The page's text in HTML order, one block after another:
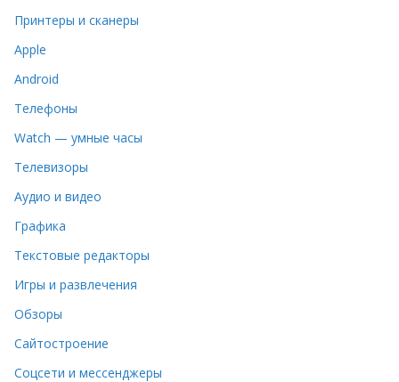
Принтеры и сканеры
Apple
Android
Телефоны
Watch — умные часы
Телевизоры
Аудио и видео
Графика
Текстовые редакторы
Игры и развлечения
Обзоры
Сайтостроение
Соцсети и мессенджеры